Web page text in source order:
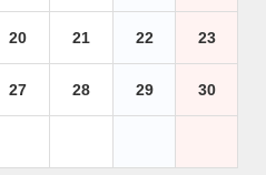
20 21 22 23
27 28 29 30